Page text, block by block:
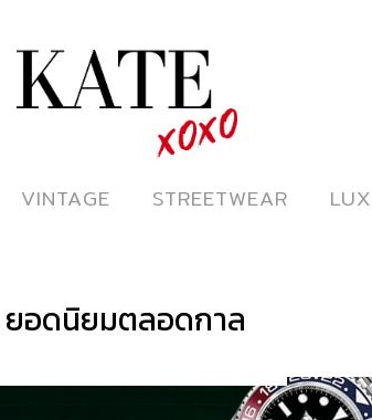
ดูหนังออนไลน์
VINTAGE
VINTAGE STREETWEAR
STREETWEAR
ยอดนิยมตลอดกาล